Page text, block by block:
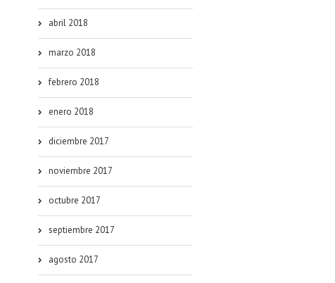
abril 2018
marzo 2018
febrero 2018
enero 2018
diciembre 2017
noviembre 2017
octubre 2017
septiembre 2017
agosto 2017